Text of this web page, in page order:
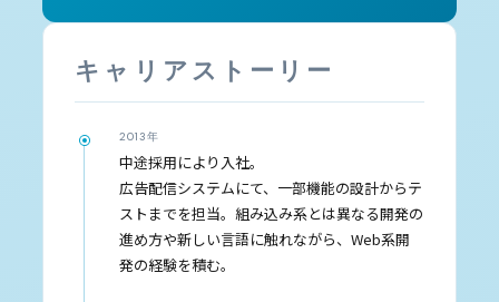
キャリアストーリー
2013年
中途採用により入社。
広告配信システムにて、一部機能の設計からテ
ストまでを担当。組み込み系とは異なる開発の
進め方や新しい言語に触れながら、Web系開
発の経験を積む。